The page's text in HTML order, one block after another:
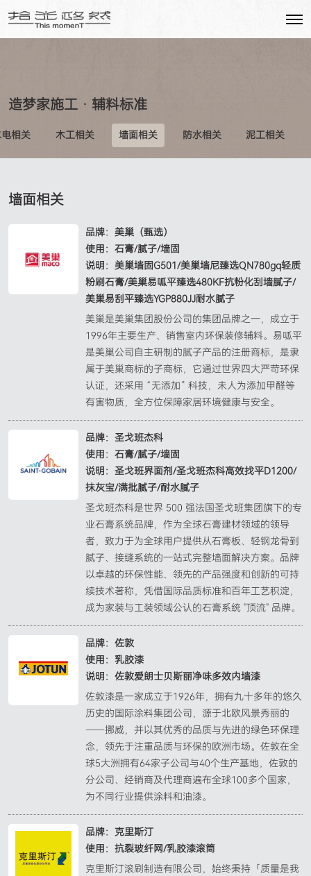
造梦家施工 · 辅料标准
相关 木工相关 墙面相关 防水相关 泥工相关
墙面相关
品牌：美巢（甄选）
使用：石膏/腻子/墙固
说明：美巢墙固G501/美巢墙尼臻选QN780gq轻质
粉刷石膏/美巢易呱平臻选480KF抗粉化刮墙腻子/
美巢易刮平臻选YGP880JJ耐水腻子
美巢是美巢集团股份公司的集团品牌之一，成立于
1996年主要生产、销售室内环保装修辅料。易呱平
是美巢公司自主研制的腻子产品的注册商标，是隶
属于美巢商标的子商标，它通过世界四大严苛环保
认证，还采用 “无添加” 科技，未人为添加甲醛等
有害物质，全方位保障家居环境健康与安全。
品牌：圣戈班杰科
使用：石膏/腻子/墙固
说明：圣戈班界面剂/圣戈班杰科高效找平D1200/
抹灰宝/满批腻子/耐水腻子
圣戈班杰科是世界 500 强法国圣戈班集团旗下的专
业石膏系统品牌，作为全球石膏建材领域的领导
者，致力于为全球用户提供从石膏板、轻钢龙骨到
腻子、接缝系统的一站式完整墙面解决方案。品牌
以卓越的环保性能、领先的产品强度和创新的可持
续技术著称，凭借国际品质标准和百年工艺积淀，
成为家装与工装领域公认的石膏系统 "顶流" 品牌。
品牌：佐敦
使用：乳胶漆
说明：佐敦爱朗士贝斯丽净味多效内墙漆
佐敦漆是一家成立于1926年，拥有九十多年的悠久
历史的国际涂料集团公司，源于北欧风景秀丽的
——挪威，并以其优秀的品质与先进的绿色环保理
念，领先于注重品质与环保的欧洲市场。佐敦在全
球5大洲拥有64家子公司与40个生产基地，佐敦的
分公司、经销商及代理商遍布全球100多个国家，
为不同行业提供涂料和油漆。
品牌：克里斯汀
使用：抗裂玻纤网/乳胶漆滚筒
克里斯汀滚刷制造有限公司，始终秉持「质量是我